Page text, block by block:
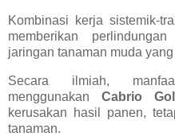
Kombinasi kerja sistemik-
memberikan
jaringan tanaman muda
Secara ilmiah,
menggunakanCabrio
kerusakan hasil panen,
tanaman.